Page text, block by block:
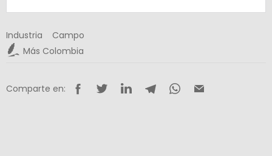
Industria
Campo
Más Colombia
Comparte en: